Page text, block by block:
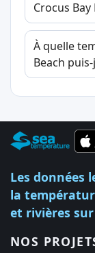
Crocus Bay
À quelle
Beach
Les données
la
et rivières
NOS